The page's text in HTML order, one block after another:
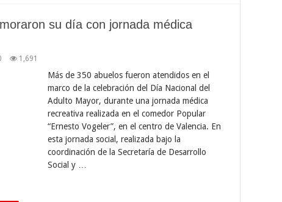
su día con jornada médica
1,691
Más de 350 abuelos fueron atendidos en el
marco de la celebración del Día Nacional del
Adulto Mayor, durante una jornada médica
recreativa realizada en el comedor Popular
“Ernesto Vogeler”, en el centro de Valencia. En
esta jornada social, realizada bajo la
coordinación de la Secretaría de Desarrollo
Social y …